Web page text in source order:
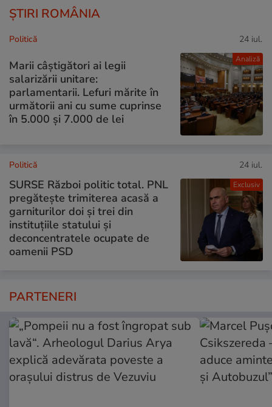
ȘTIRI ROMÂNIA
Analiză
Politică 24 iul.
Marii câștigători ai legii
salarizării unitare:
parlamentarii. Lefuri mărite în
următorii ani cu sume cuprinse
în 5.000 și 7.000 de lei
Exclusiv
Politică 24 iul.
SURSE Război politic total. PNL
pregătește trimiterea acasă a
garniturilor doi și trei din
instituțiile statului și
deconcentratele ocupate de
oamenii PSD
PARTENERI